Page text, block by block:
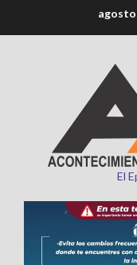
al
agosto
El